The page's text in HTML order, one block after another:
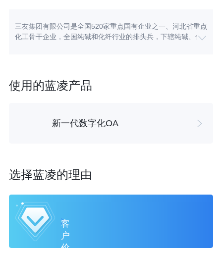
三友集团有限公司是全国520家重点国有企业之一、河北省重点
化工骨干企业，全国纯碱和化纤行业的排头兵，下辖纯碱、化
使用的蓝凌产品
新一代数字化OA
选择蓝凌的理由
客
户
价